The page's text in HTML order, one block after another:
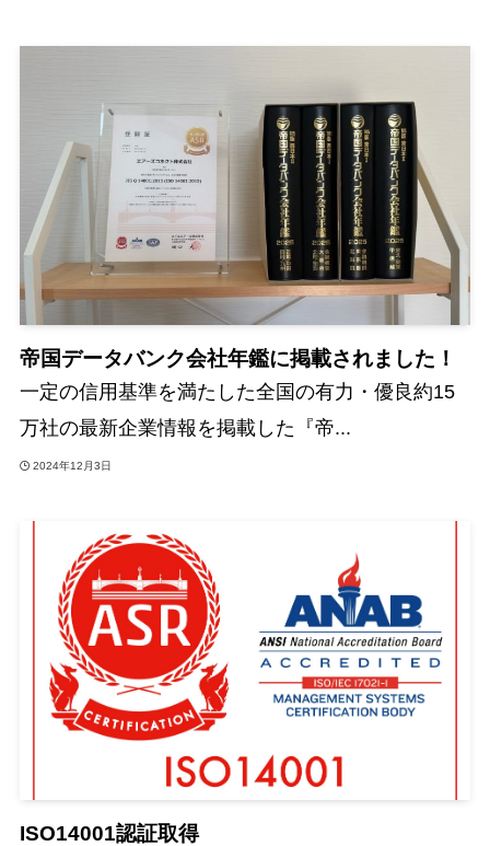
帝国データバンク会社年鑑に掲載されました！
一定の信用基準を満たした全国の有力・優良約15
万社の最新企業情報を掲載した『帝...
2024年12月3日
ISO14001認証取得